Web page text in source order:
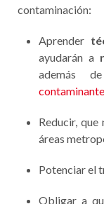
contaminación:
Aprender
ayudarán a
además
contaminante
Reducir,
áreas
Potenciar el
Obligar a